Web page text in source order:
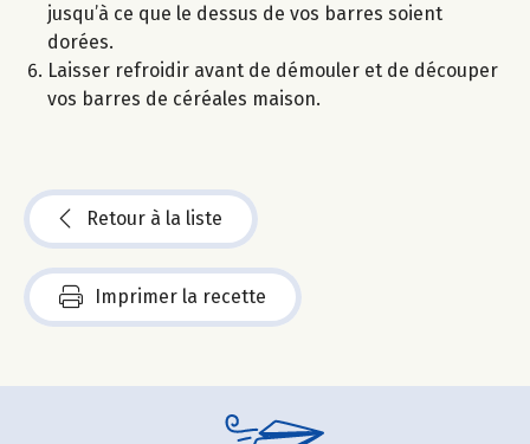
jusqu’à ce que le dessus de vos barres soient
dorées.
Laisser refroidir avant de démouler et de découper
vos barres de céréales maison.
Retour à la liste
Imprimer la recette